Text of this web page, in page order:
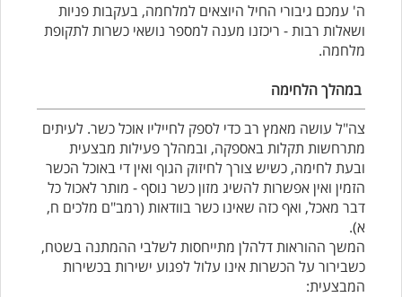
ה' עמכם גיבורי החיל היוצאים למלחמה, בעקבות פניות
ושאלות רבות - ריכזנו מענה למספר נושאי כשרות לתקופת
מלחמה.
במהלך הלחימה
צה"ל עושה מאמץ רב כדי לספק לחייליו אוכל כשר. לעיתים
מתרחשות תקלות באספקה, ובמהלך פעילות מבצעית
ובעת לחימה, כשיש צורך לחיזוק הגוף ואין די באוכל הכשר
הזמין ואין אפשרות להשיג מזון כשר נוסף - מותר לאכול כל
דבר מאכל, ואף כזה שאינו כשר בוודאות (רמב"ם מלכים ח,
א).
המשך ההוראות דלהלן מתייחסות לשלבי ההמתנה בשטח,
כשבירור על הכשרות אינו עלול לפגוע ישירות בכשירות
המבצעית: